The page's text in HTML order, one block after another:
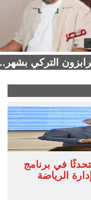
التركي
في برنامج
الرياضة